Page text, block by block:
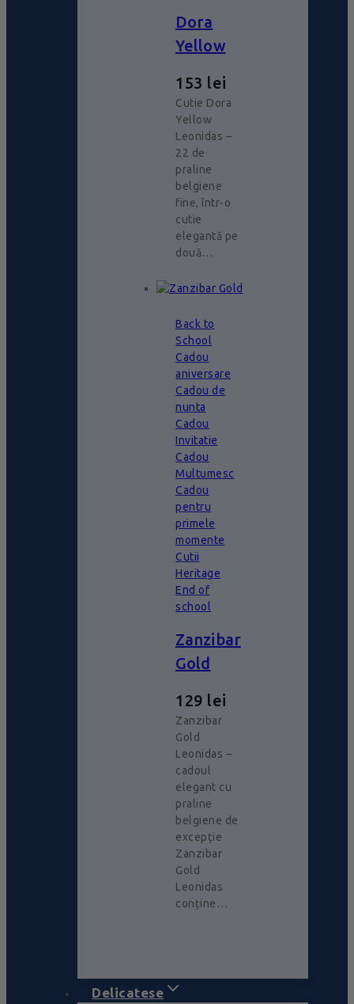
Dora
Yellow
153 lei
Cutie Dora
Yellow
Leonidas –
22 de
praline
belgiene
fine, într-o
cutie
elegantă pe
două…
Back to
School
Cadou
aniversare
Cadou de
nunta
Cadou
Invitatie
Cadou
Multumesc
Cadou
pentru
primele
momente
Cutii
Heritage
End of
school
Zanzibar
Gold
129 lei
Zanzibar
Gold
Leonidas –
cadoul
elegant cu
praline
belgiene de
excepție
Zanzibar
Gold
Leonidas
conține…
Delicatese